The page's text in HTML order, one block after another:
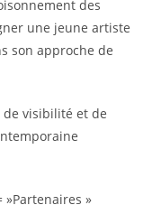
des
une jeune artiste
son approche de
de visibilité et de
»Partenaires »